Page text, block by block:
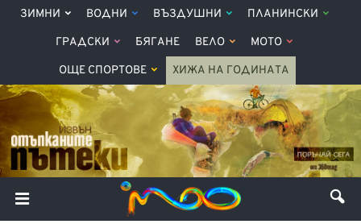
ЗИМНИ ВОДНИ ВЪЗДУШНИ ПЛАНИНСКИ
ГРАДСКИ БЯГАНЕ ВЕЛО МОТО
ОЩЕ СПОРТОВЕ ХИЖА НА ГОДИНАТА